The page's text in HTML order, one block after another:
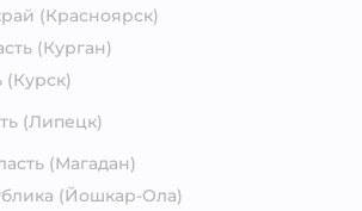
(Красноярск)
(Курган)
(Курск)
(Липецк)
(Магадан)
(Йошкар-Ола)